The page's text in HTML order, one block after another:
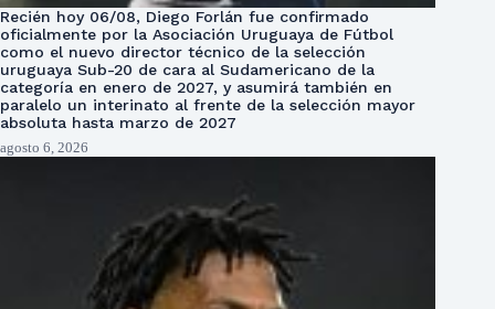
Recién hoy 06/08, Diego Forlán fue confirmado
oficialmente por la Asociación Uruguaya de Fútbol
como el nuevo director técnico de la selección
uruguaya Sub-20 de cara al Sudamericano de la
categoría en enero de 2027, y asumirá también en
paralelo un interinato al frente de la selección mayor
absoluta hasta marzo de 2027
agosto 6, 2026